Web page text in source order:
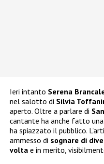
Ieri intanto Serena
nel salotto di Silvia
aperto. Oltre a parlare di
cantante ha anche fatto
ha spiazzato il pubblico.
ammesso di sognare di
volta e in merito,